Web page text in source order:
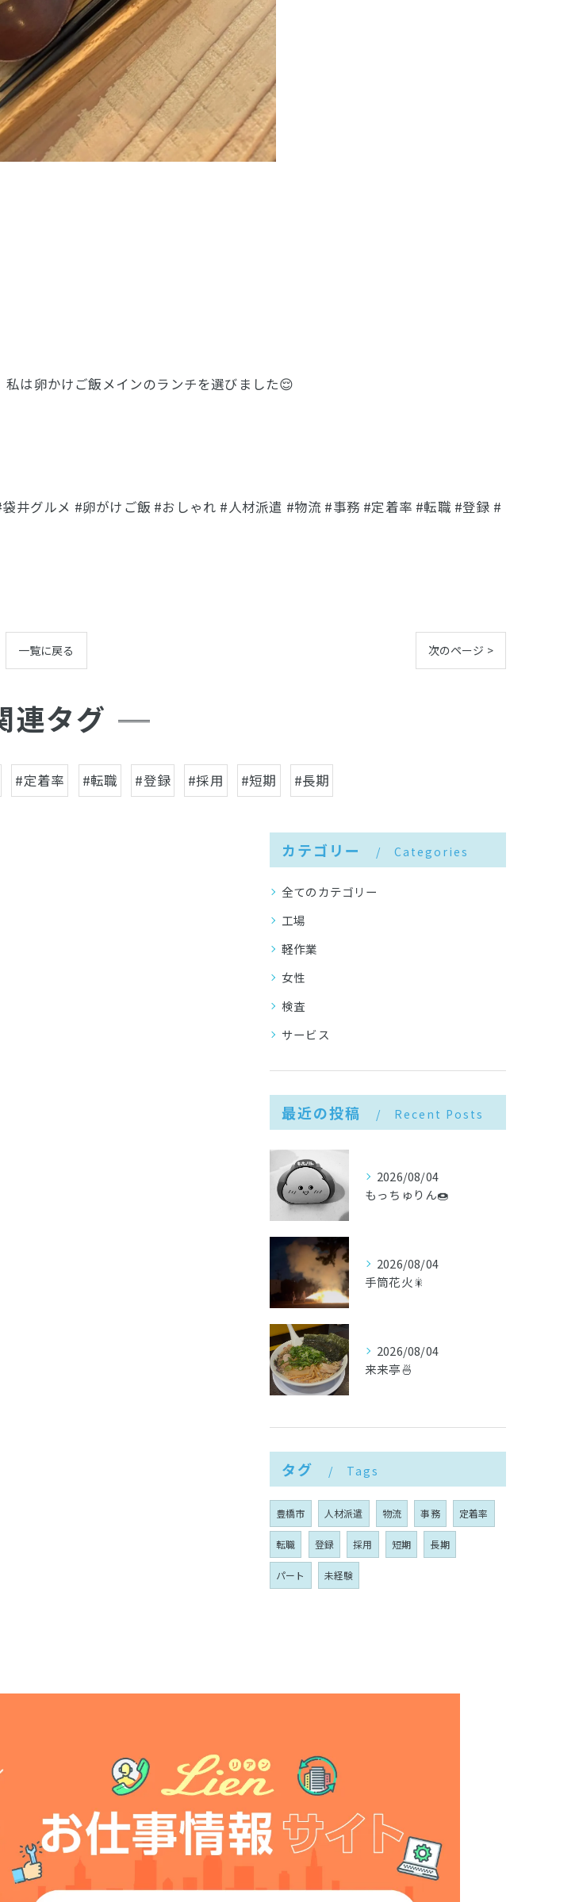
は卵かけご飯メインのランチを選びました😌
井グルメ #卵がけご飯 #おしゃれ #人材派遣 #物流 #事務 #定着率 #転職 #登録 #
一覧に戻る 次のページ >
連タグ
#定着率 #転職 #登録 #採用 #短期 #長期
カテゴリー Categories
全てのカテゴリー
工場
軽作業
女性
検査
サービス
最近の投稿 Recent Posts
2026/08/04
もっちゅりん🍩
2026/08/04
手筒花火🎇
2026/08/04
来来亭🍜
タグ Tags
豊橋市 人材派遣 物流 事務 定着率
転職 登録 採用 短期 長期
パート 未経験